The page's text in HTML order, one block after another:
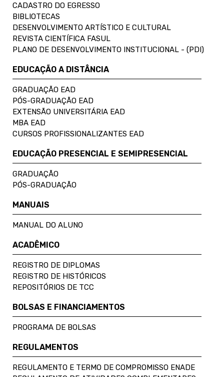
CADASTRO DO EGRESSO
BIBLIOTECAS
DESENVOLVIMENTO ARTÍSTICO E CULTURAL
REVISTA CIENTÍFICA FASUL
PLANO DE DESENVOLVIMENTO INSTITUCIONAL - (PDI)
EDUCAÇÃO A DISTÂNCIA
GRADUAÇÃO EAD
PÓS-GRADUAÇÃO EAD
EXTENSÃO UNIVERSITÁRIA EAD
MBA EAD
CURSOS PROFISSIONALIZANTES EAD
EDUCAÇÃO PRESENCIAL E SEMIPRESENCIAL
GRADUAÇÃO
PÓS-GRADUAÇÃO
MANUAIS
MANUAL DO ALUNO
ACADÊMICO
REGISTRO DE DIPLOMAS
REGISTRO DE HISTÓRICOS
REPOSITÓRIOS DE TCC
BOLSAS E FINANCIAMENTOS
PROGRAMA DE BOLSAS
REGULAMENTOS
REGULAMENTO E TERMO DE COMPROMISSO ENADE